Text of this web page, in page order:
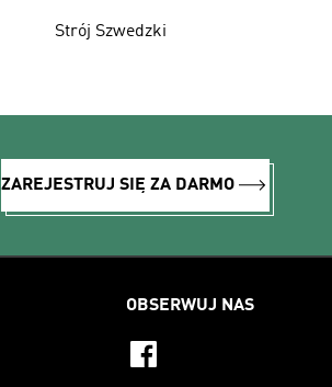
Strój Szwedzki
ZAREJESTRUJ SIĘ ZA DARMO
OBSERWUJ NAS